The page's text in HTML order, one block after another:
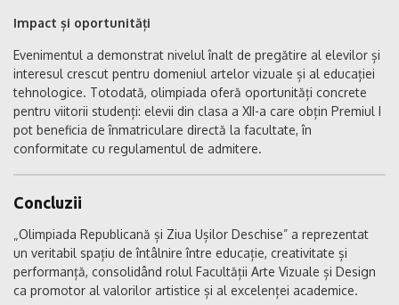
Impact și oportunități
Evenimentul a demonstrat nivelul înalt de pregătire al elevilor și
interesul crescut pentru domeniul artelor vizuale și al educației
tehnologice. Totodată, olimpiada oferă oportunități concrete
pentru viitorii studenți: elevii din clasa a XII-a care obțin Premiul I
pot beneficia de înmatriculare directă la facultate, în
conformitate cu regulamentul de admitere.
Concluzii
„Olimpiada Republicană și Ziua Ușilor Deschise” a reprezentat
un veritabil spațiu de întâlnire între educație, creativitate și
performanță, consolidând rolul Facultății Arte Vizuale și Design
ca promotor al valorilor artistice și al excelenței academice.